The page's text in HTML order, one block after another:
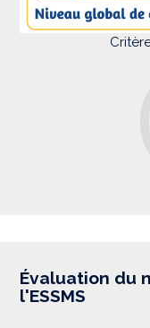
Évaluation du
l'ESSMS